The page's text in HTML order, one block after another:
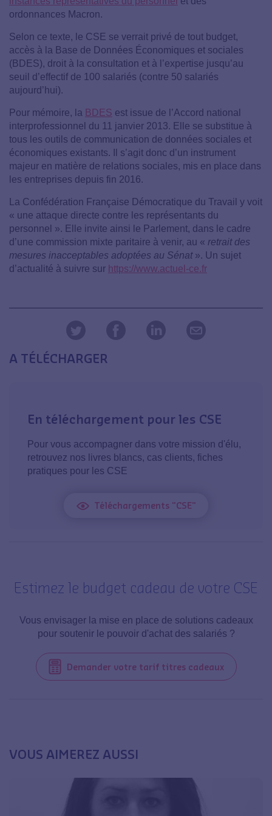
ordonnances Macron.
Selon ce texte, le CSE se verrait privé de tout budget,
accès à la Base de Données Économiques et sociales
(BDES), droit à la consultation et à l’expertise jusqu’au
seuil d’effectif de 100 salariés (contre 50 salariés
aujourd’hui).
Pour mémoire, la BDES est issue de l’Accord national
interprofessionnel du 11 janvier 2013. Elle se substitue à
tous les outils de communication de données sociales et
économiques existants. Il s’agit donc d’un instrument
majeur en matière de relations sociales, mis en place dans
les entreprises depuis fin 2016.
La Confédération Française Démocratique du Travail y voit
« une attaque directe contre les représentants du
personnel ». Elle invite ainsi le Parlement, dans le cadre
d’une commission mixte paritaire à venir, au « retrait des
mesures inacceptables adoptées au Sénat». Un sujet
d’actualité à suivre sur https://www.actuel-ce.fr
A TÉLÉCHARGER
En téléchargement pour les CSE
Pour vous accompagner dans votre mission d'élu,
retrouvez nos livres blancs, cas clients, fiches
pratiques pour les CSE
Téléchargements "CSE"
Estimez le budget cadeau de votre CSE
Vous envisager la mise en place de solutions cadeaux
pour soutenir le pouvoir d'achat des salariés ?
Demander votre tarif titres cadeaux
VOUS AIMEREZ AUSSI